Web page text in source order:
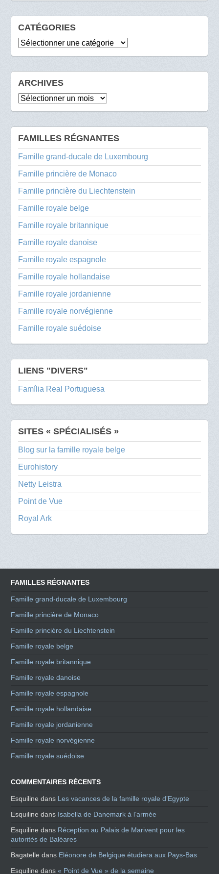
CATÉGORIES
Catégories
ARCHIVES
Archives
FAMILLES RÉGNANTES
Famille grand-ducale de Luxembourg
Famille princière de Monaco
Famille princière du Liechtenstein
Famille royale belge
Famille royale britannique
Famille royale danoise
Famille royale espagnole
Famille royale hollandaise
Famille royale jordanienne
Famille royale norvégienne
Famille royale suédoise
LIENS "DIVERS"
Família Real Portuguesa
SITES « SPÉCIALISÉS »
Blog sur la famille royale belge
Eurohistory
Netty Leistra
Point de Vue
Royal Ark
FAMILLES RÉGNANTES
Famille grand-ducale de Luxembourg
Famille princière de Monaco
Famille princière du Liechtenstein
Famille royale belge
Famille royale britannique
Famille royale danoise
Famille royale espagnole
Famille royale hollandaise
Famille royale jordanienne
Famille royale norvégienne
Famille royale suédoise
COMMENTAIRES RÉCENTS
Esquiline dans Les vacances de la famille royale d’Egypte
Esquiline dans Isabella de Danemark à l’armée
Esquiline dans Réception au Palais de Marivent pour les
autorités de Baléares
Bagatelle dans Eléonore de Belgique étudiera aux Pays-Bas
Esquiline dans« Point de Vue » de la semaine